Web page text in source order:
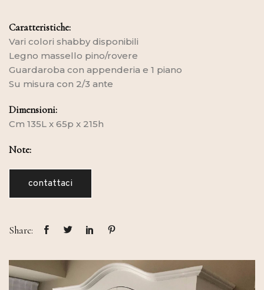
Caratteristiche:
Vari colori shabby disponibili
Legno massello pino/rovere
Guardaroba con appenderia e 1 piano
Su misura con 2/3 ante
Dimensioni:
Cm 135L x 65p x 215h
Note:
contattaci
Share: